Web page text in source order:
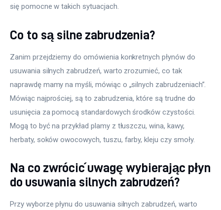
się pomocne w takich sytuacjach.
Co to są silne zabrudzenia?
Zanim przejdziemy do omówienia konkretnych płynów do
usuwania silnych zabrudzeń, warto zrozumieć, co tak
naprawdę mamy na myśli, mówiąc o „silnych zabrudzeniach”.
Mówiąc najprościej, są to zabrudzenia, które są trudne do
usunięcia za pomocą standardowych środków czystości.
Mogą to być na przykład plamy z tłuszczu, wina, kawy,
herbaty, soków owocowych, tuszu, farby, kleju czy smoły.
Na co zwrócić uwagę wybierając płyn
do usuwania silnych zabrudzeń?
Przy wyborze płynu do usuwania silnych zabrudzeń, warto